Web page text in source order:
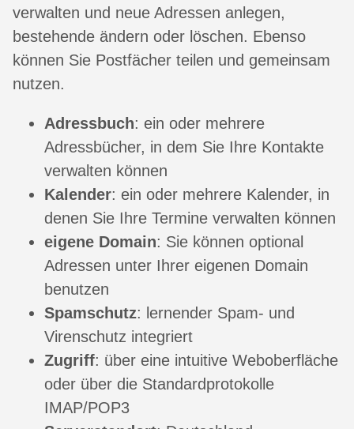
verwalten und neue Adressen anlegen,
bestehende ändern oder löschen. Ebenso
können Sie Postfächer teilen und gemeinsam
nutzen.
Adressbuch: ein oder mehrere
Adressbücher, in dem Sie Ihre Kontakte
verwalten können
Kalender: ein oder mehrere Kalender, in
denen Sie Ihre Termine verwalten können
eigene Domain: Sie können optional
Adressen unter Ihrer eigenen Domain
benutzen
Spamschutz: lernender Spam- und
Virenschutz integriert
Zugriff: über eine intuitive Weboberfläche
oder über die Standardprotokolle
IMAP/POP3